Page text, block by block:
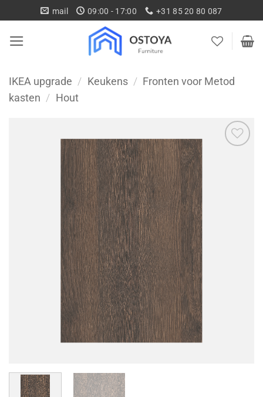
naar
inhoud
mail 09:00 - 17:00 +31 85 20 80 087
IKEA upgrade / Keukens /
Fronten voor Metod
kasten / Hout